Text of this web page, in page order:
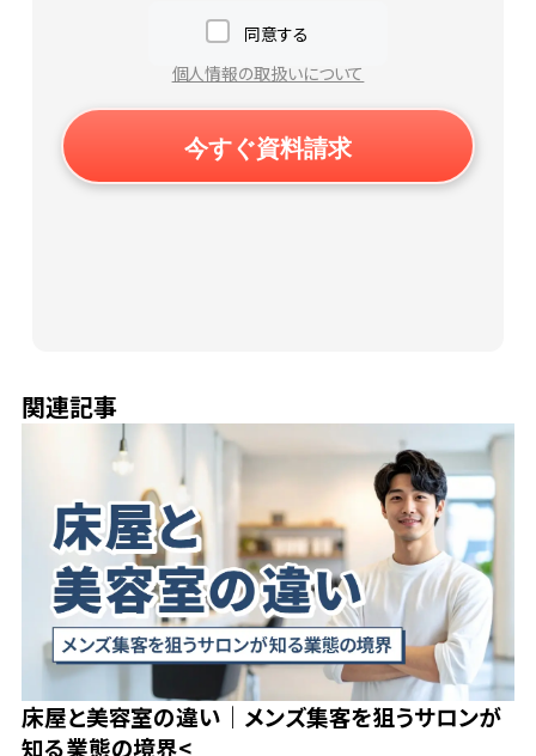
同意する
個人情報の取扱いについて
関連記事
床屋と美容室の違い｜メンズ集客を狙うサロンが
知る業態の境界<